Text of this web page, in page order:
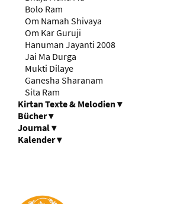
Bolo Ram
Om Namah Shivaya
Om Kar Guruji
Hanuman Jayanti 2008
Jai Ma Durga
Mukti Dilaye
Ganesha Sharanam
Sita Ram
Kirtan Texte & Melodien▾
Bücher▾
Journal▾
Kalender▾